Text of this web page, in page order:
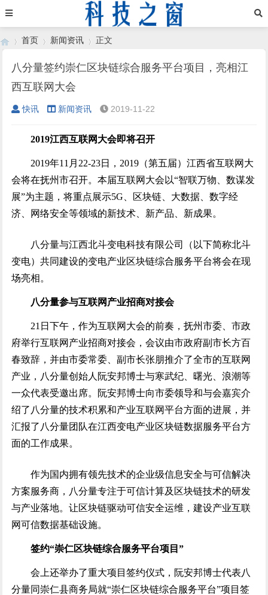
首页
›
新闻资讯 正文
八分量签约崇仁区块链综合服务平台项目，亮相江
西互联网大会
快讯 新闻资讯 2019-11-22
2019江西互联网大会即将召开
2019年11月22-23日，2019（第五届）江西省互联网大
会将在抚州市召开。本届互联网大会以“智联万物、数谋发
展”为主题，将重点展示5G、区块链、大数据、数字经
济、网络安全等领域的新技术、新产品、新成果。
八分量与江西北斗变电科技有限公司（以下简称北斗
变电）共同建设的变电产业区块链综合服务平台将会在现
场亮相。
八分量参与互联网产业招商对接会
21日下午，作为互联网大会的前奏，抚州市委、市政
府举行互联网产业招商对接会，会议由市政府副市长方百
春致辞，并由市委常委、副市长张朋推介了全市的互联网
产业，八分量创始人阮安邦博士与寒武纪、曙光、浪潮等
一众代表受邀出席。阮安邦博士向市委领导和与会嘉宾介
绍了八分量的技术积累和产业互联网平台方面的进展，并
汇报了八分量团队在江西变电产业区块链数据服务平台方
面的工作成果。
作为国内拥有领先技术的企业级信息安全与可信解决
方案服务商，八分量专注于可信计算及区块链技术的研发
与产业落地。让区块链驱动可信安全运维，建设产业互联
网可信数据基础设施。
签约“崇仁区块链综合服务平台项目”
会上还举办了重大项目签约仪式，阮安邦博士代表八
分量同崇仁县商务局就“崇仁区块链综合服务平台”项目签